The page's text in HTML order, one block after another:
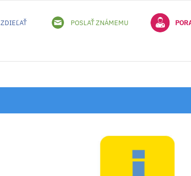
ZDIEĽAŤ POSLAŤ ZNÁMEMU